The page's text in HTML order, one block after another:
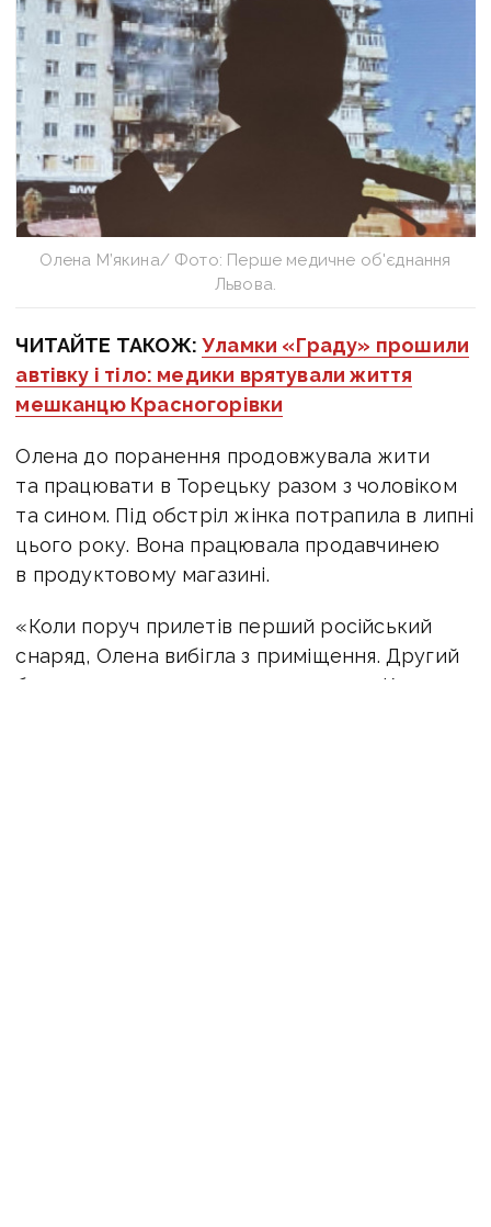
Олена М’якина/ Фото: Перше медичне об'єднання
Львова.
ЧИТАЙТЕ ТАКОЖ:Уламки «Граду» прошили
автівку і тіло: медики врятували життя
мешканцю Красногорівки
Олена до поранення продовжувала жити
та працювати в Торецьку разом з чоловіком
та сином. Під обстріл жінка потрапила в липні
цього року. Вона працювала продавчинею
в продуктовому магазині.
«Коли поруч прилетів перший російський
снаряд, Олена вибігла з приміщення. Другий
боєприпас влучив просто в магазин. Колега